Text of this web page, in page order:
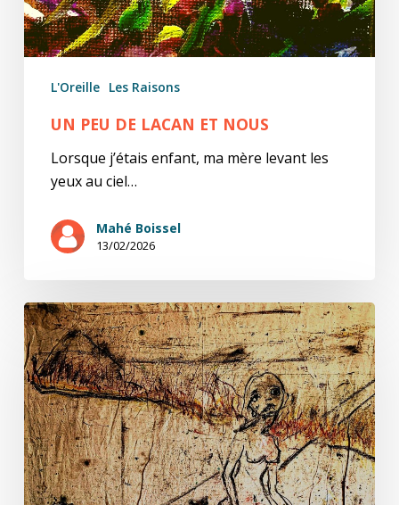
L'Oreille Les Raisons
UN PEU DE LACAN ET NOUS
Lorsque j’étais enfant, ma mère levant les
yeux au ciel…
Mahé Boissel
13/02/2026
Temps
durs
8